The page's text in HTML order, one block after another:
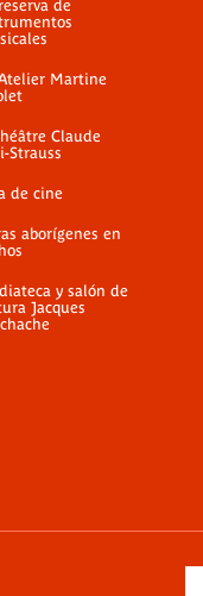
de
Martine
Claude
Strauss
de cine
aborígenes en
y salón de
Jacques